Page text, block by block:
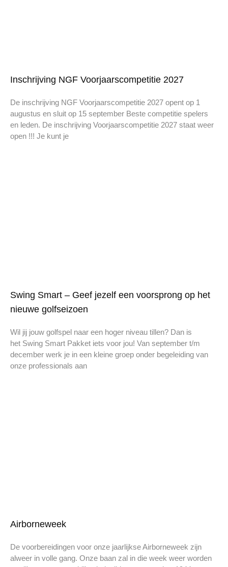
Inschrijving NGF Voorjaarscompetitie 2027
De inschrijving NGF Voorjaarscompetitie 2027 opent op 1
augustus en sluit op 15 september Beste competitie spelers
en leden. De inschrijving Voorjaarscompetitie 2027 staat weer
open !!! Je kunt je
Swing Smart – Geef jezelf een voorsprong op het
nieuwe golfseizoen
Wil jij jouw golfspel naar een hoger niveau tillen? Dan is
het Swing Smart Pakket iets voor jou! Van september t/m
december werk je in een kleine groep onder begeleiding van
onze professionals aan
Airborneweek
De voorbereidingen voor onze jaarlijkse Airborneweek zijn
alweer in volle gang. Onze baan zal in die week weer worden